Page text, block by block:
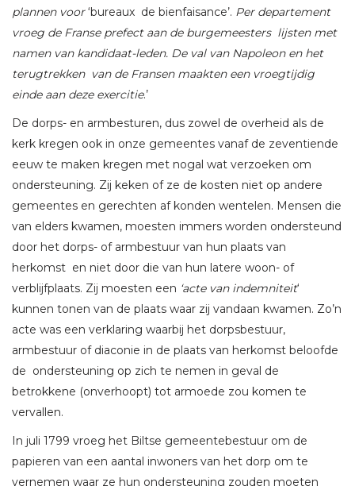
plannen voor‘bureaux de bienfaisance’. Per departement
vroeg de Franse prefect aan de burgemeesters lijsten met
namen van kandidaat-leden. De val van Napoleon en het
terugtrekken van de Fransen maakten een vroegtijdig
einde aan deze exercitie.’
De dorps- en armbesturen, dus zowel de overheid als de
kerk kregen ook in onze gemeentes vanaf de zeventiende
eeuw te maken kregen met nogal wat verzoeken om
ondersteuning. Zij keken of ze de kosten niet op andere
gemeentes en gerechten af konden wentelen. Mensen die
van elders kwamen, moesten immers worden ondersteund
door het dorps- of armbestuur van hun plaats van
herkomst en niet door die van hun latere woon- of
verblijfplaats. Zij moesten een ‘acte van indemniteit‘
kunnen tonen van de plaats waar zij vandaan kwamen. Zo’n
acte was een verklaring waarbij het dorpsbestuur,
armbestuur of diaconie in de plaats van herkomst beloofde
de ondersteuning op zich te nemen in geval de
betrokkene (onverhoopt) tot armoede zou komen te
vervallen.
In juli 1799 vroeg het Biltse gemeentebestuur om de
papieren van een aantal inwoners van het dorp om te
vernemen waar ze hun ondersteuning zouden moeten